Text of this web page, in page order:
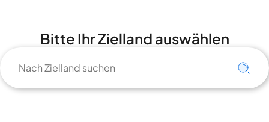
Bitte Ihr Zielland auswählen